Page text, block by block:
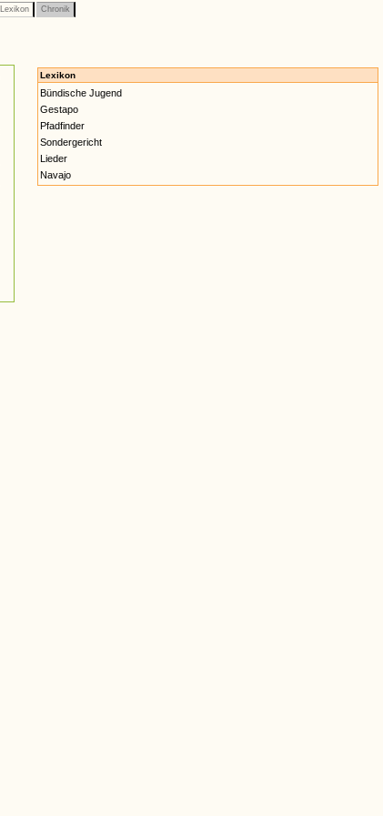
Lexikon Chronik
Lexikon
Bündische Jugend
Gestapo
Pfadfinder
Sondergericht
Lieder
Navajo